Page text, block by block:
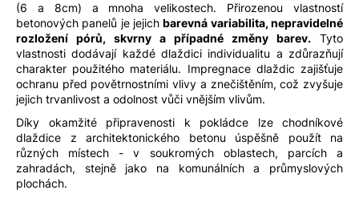
(6 a 8cm) a mnoha velikostech. Přirozenou vlastností
betonových panelů je jejichbarevná variabilita, nepravidelné
rozložení pórů, skvrny a případné změny barev. Tyto
vlastnosti dodávají každé dlaždici individualitu a zdůrazňují
charakter použitého materiálu. Impregnace dlaždic zajišťuje
ochranu před povětrnostními vlivy a znečištěním, což zvyšuje
jejich trvanlivost a odolnost vůči vnějším vlivům.
Díky okamžité připravenosti k pokládce lze chodníkové
dlaždice z architektonického betonu úspěšně použít na
různých místech - v soukromých oblastech, parcích a
zahradách, stejně jako na komunálních a průmyslových
plochách.